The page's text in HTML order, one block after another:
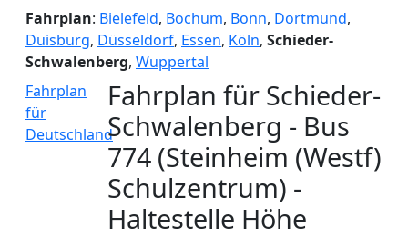
Fahrplan: Bielefeld, Bochum, Bonn, Dortmund,
Duisburg, Düsseldorf, Essen, Köln, Schieder-
Schwalenberg, Wuppertal
Fahrplan
für
Deutschland
Fahrplan für Schieder-
Schwalenberg - Bus
774 (Steinheim (Westf)
Schulzentrum) -
Haltestelle Höhe